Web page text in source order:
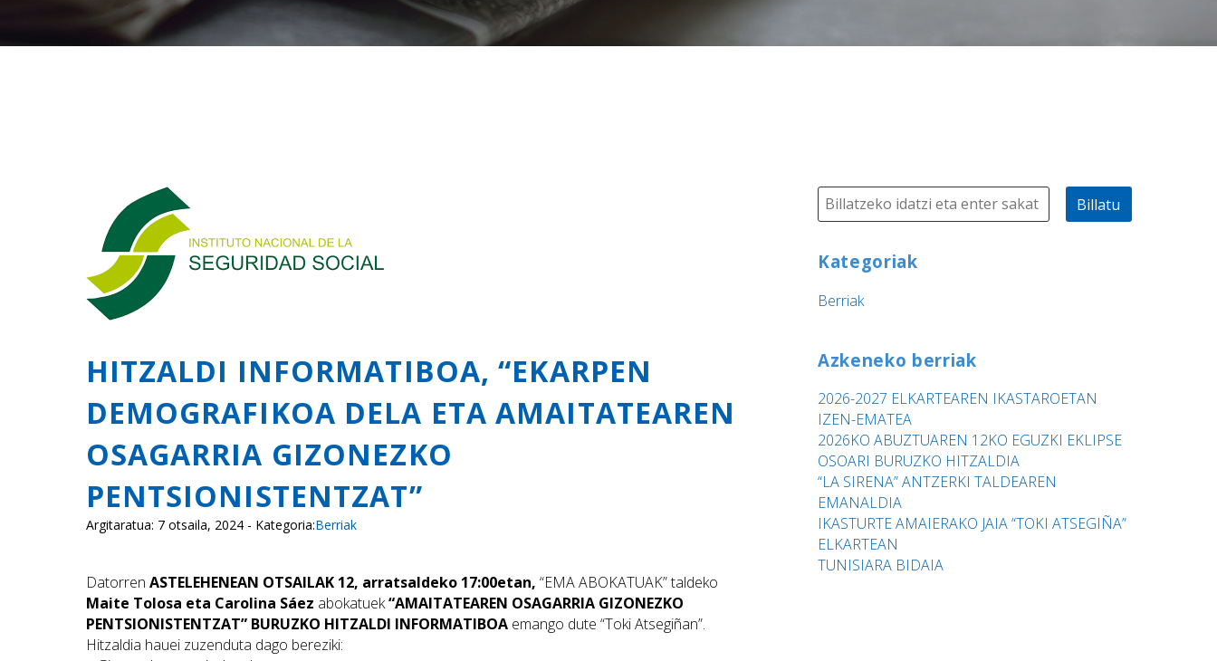
HITZALDI INFORMATIBOA, “EKARPEN
DEMOGRAFIKOA DELA ETA AMAITATEAREN
OSAGARRIA GIZONEZKO
PENTSIONISTENTZAT”
Argitaratua: 7 otsaila, 2024 - Kategoria:Berriak
Datorren ASTELEHENEAN OTSAILAK 12, arratsaldeko 17:00etan, “EMA ABOKATUAK” taldeko
Maite Tolosa eta Carolina Sáez abokatuek“AMAITATEAREN OSAGARRIA GIZONEZKO
PENTSIONISTENTZAT” BURUZKO HITZALDI INFORMATIBOAemango dute “Toki Atsegiñan”.
Hitzaldia hauei zuzenduta dago bereziki:
Billatu
Kategoriak
Berriak
Azkeneko berriak
2026-2027 ELKARTEAREN IKASTAROETAN
IZEN-EMATEA
2026KO ABUZTUAREN 12KO EGUZKI EKLIPSE
OSOARI BURUZKO HITZALDIA
“LA SIRENA” ANTZERKI TALDEAREN
EMANALDIA
IKASTURTE AMAIERAKO JAIA “TOKI ATSEGIÑA”
ELKARTEAN
TUNISIARA BIDAIA